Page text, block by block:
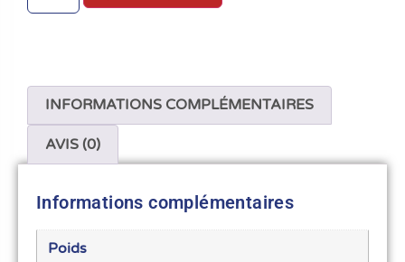
INFORMATIONS COMPLÉMENTAIRES
AVIS (0)
Informations complémentaires
Poids